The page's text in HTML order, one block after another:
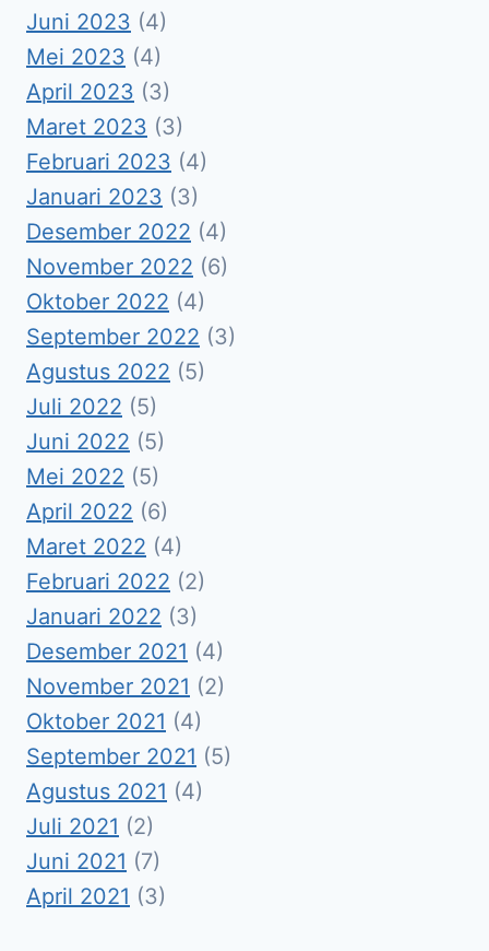
Juni 2023 (4)
Mei 2023 (4)
April 2023 (3)
Maret 2023 (3)
Februari 2023 (4)
Januari 2023 (3)
Desember 2022 (4)
November 2022 (6)
Oktober 2022 (4)
September 2022 (3)
Agustus 2022 (5)
Juli 2022 (5)
Juni 2022 (5)
Mei 2022 (5)
April 2022 (6)
Maret 2022 (4)
Februari 2022 (2)
Januari 2022 (3)
Desember 2021 (4)
November 2021 (2)
Oktober 2021 (4)
September 2021 (5)
Agustus 2021 (4)
Juli 2021 (2)
Juni 2021 (7)
April 2021 (3)